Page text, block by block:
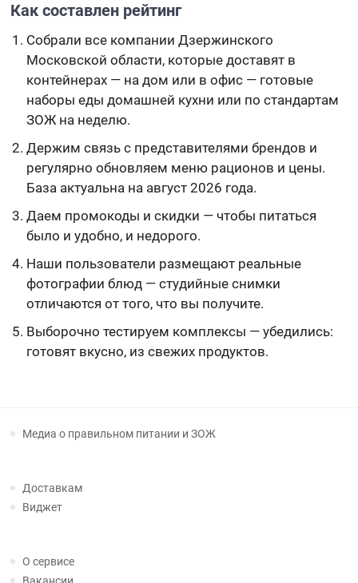
Как составлен рейтинг
Собрали все компании Дзержинского
Московской области, которые доставят в
контейнерах — на дом или в офис — готовые
наборы еды домашней кухни или по стандартам
ЗОЖ на неделю.
Держим связь с представителями брендов и
регулярно обновляем меню рационов и цены.
База актуальна на август 2026 года.
Даем промокоды и скидки — чтобы питаться
было и удобно, и недорого.
Наши пользователи размещают реальные
фотографии блюд — студийные снимки
отличаются от того, что вы получите.
Выборочно тестируем комплексы — убедились:
готовят вкусно, из свежих продуктов.
Медиа о правильном питании и ЗОЖ
Доставкам
Виджет
О сервисе